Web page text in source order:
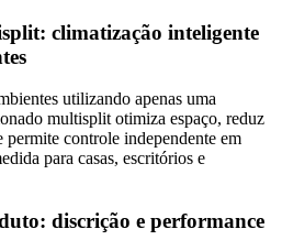
climatização inteligente
utilizando apenas uma
multisplit otimiza espaço, reduz
controle independente em
para casas, escritórios e
discrição e performance